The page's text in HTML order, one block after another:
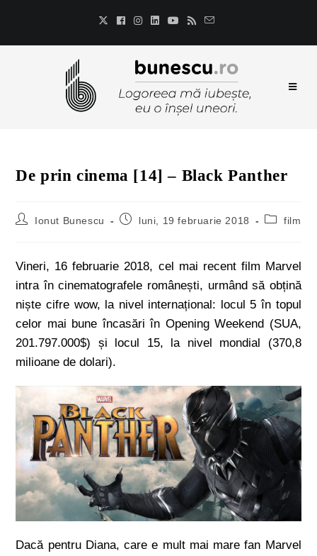
De prin cinema [14] – Black Panther
Ionut Bunescu luni, 19 februarie 2018 film
Vineri, 16 februarie 2018, cel mai recent film Marvel
intra în cinematografele românești, urmând să obțină
niște cifre wow, la nivel internațional: locul 5 în topul
celor mai bune încasări în Opening Weekend (SUA,
201.797.000$) și locul 15, la nivel mondial (370,8
milioane de dolari).
Dacă pentru Diana, care e mult mai mare fan Marvel